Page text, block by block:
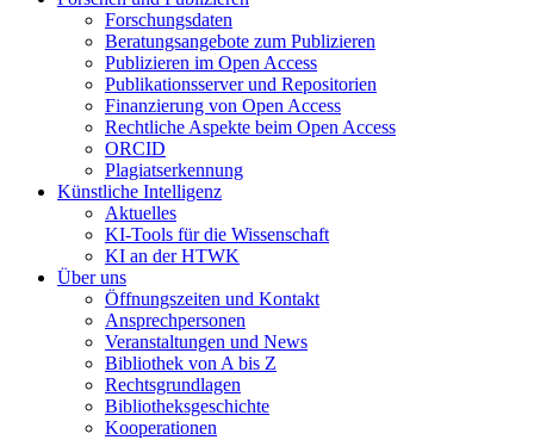
Forschungsdaten
Beratungsangebote zum Publizieren
Publizieren im Open Access
Publikationsserver und Repositorien
Finanzierung von Open Access
Rechtliche Aspekte beim Open Access
ORCID
Plagiatserkennung
Künstliche Intelligenz
Aktuelles
KI-Tools für die Wissenschaft
KI an der HTWK
Über uns
Öffnungszeiten und Kontakt
Ansprechpersonen
Veranstaltungen und News
Bibliothek von A bis Z
Rechtsgrundlagen
Bibliotheksgeschichte
Kooperationen